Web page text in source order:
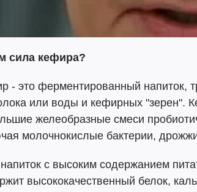
сила кефира?
- это ферментированный напиток,
или воды и кефирных "зерен".
желеобразные смеси
молочнокислые бактерии,
с высоким содержанием
высококачественный белок,